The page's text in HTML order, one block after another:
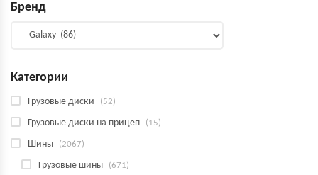
Бренд
Категории
Грузовые диски (52)
Грузовые диски на прицеп (15)
Шины (2067)
Грузовые шины (671)